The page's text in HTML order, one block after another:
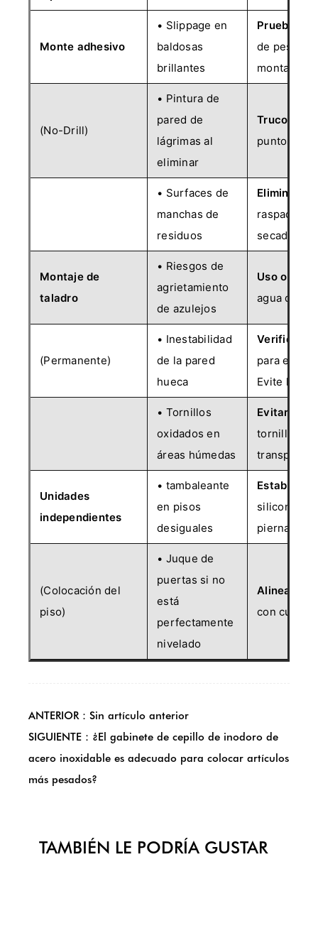
Monte adhesivo
• Slippage en
baldosas
brillantes
Prueba
de peso
montar
(No-Drill)
• Pintura de
pared de
lágrimas al
eliminar
Truco:
puntos
• Surfaces de
manchas de
residuos
Eliminar el
raspador
secador de
Montaje de
taladro
• Riesgos de
agrietamiento
de azulejos
Uso
agua de
(Permanente)
• Inestabilidad
de la pared
hueca
Verifique
para
Evite las
• Tornillos
oxidados en
áreas húmedas
Evitar el
tornillos
Unidades
independientes
• tambaleante
en pisos
desiguales
silicona
piernas
(Colocación del
piso)
• Juque de
puertas si no
está
perfectamente
nivelado
Alinear
con cuñas
ANTERIOR：Sin artículo anterior
SIGUIENTE：¿El gabinete de cepillo de inodoro de
acero inoxidable es adecuado para colocar artículos
más pesados?
TAMBIÉN LE PODRÍA GUSTAR